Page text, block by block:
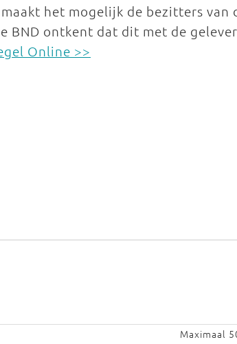
het mogelijk de bezitters van
BND ontkent dat dit met de
Online >>
Maximaal